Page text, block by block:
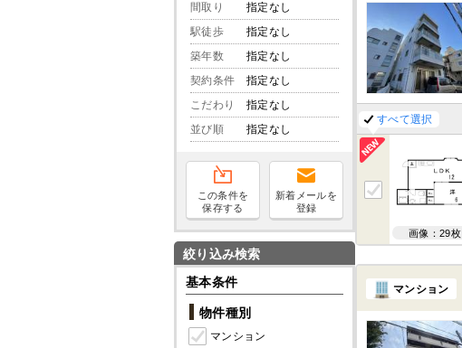
間取り
指定なし
駅徒歩
指定なし
築年数
指定なし
契約条件
指定なし
こだわり
指定なし
並び順
指定なし
この条件を
保存する
新着メールを
登録
絞り込み検索
基本条件
物件種別
マンション
すべて選択
画像：29枚
マンション